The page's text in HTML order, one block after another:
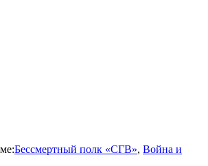
Бессмертный полк «СГВ», Война и